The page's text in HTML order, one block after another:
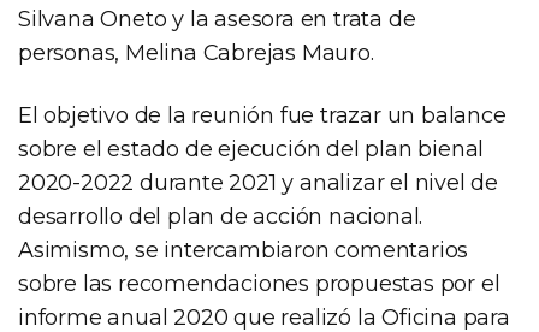
Silvana Oneto y la asesora en trata de
personas, Melina Cabrejas Mauro.
El objetivo de la reunión fue trazar un balance
sobre el estado de ejecución del plan bienal
2020-2022 durante 2021 y analizar el nivel de
desarrollo del plan de acción nacional.
Asimismo, se intercambiaron comentarios
sobre las recomendaciones propuestas por el
informe anual 2020 que realizó la Oficina para